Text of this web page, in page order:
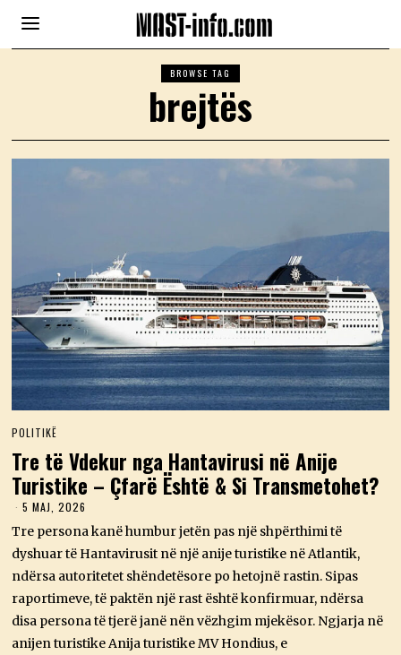
BROWSE TAG
brejtës
POLITIKË
Tre të Vdekur nga Hantavirusi në Anije
Turistike – Çfarë Është & Si Transmetohet?
5 MAJ, 2026
A
J
2
0
2
6
Tre persona kanë humbur jetën pas një shpërthimi të
dyshuar të Hantavirusit në një anije turistike në Atlantik,
ndërsa autoritetet shëndetësore po hetojnë rastin. Sipas
raportimeve, të paktën një rast është konfirmuar, ndërsa
disa persona të tjerë janë nën vëzhgim mjekësor. Ngjarja në
anijen turistike Anija turistike MV Hondius, e